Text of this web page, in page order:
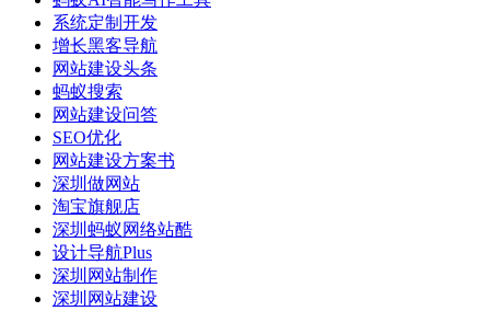
系统定制开发
增长黑客导航
网站建设头条
蚂蚁搜索
网站建设问答
SEO优化
网站建设方案书
深圳做网站
淘宝旗舰店
深圳蚂蚁网络站酷
设计导航Plus
深圳网站制作
深圳网站建设